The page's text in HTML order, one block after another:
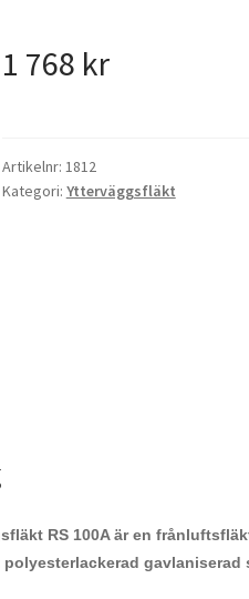
1 768 kr
Artikelnr: 1812
Kategori: Ytterväggsfläkt
RS 100A är en